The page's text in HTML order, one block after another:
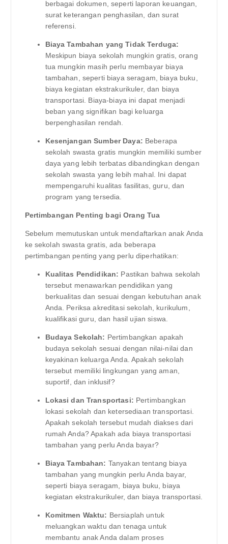
berbagai dokumen, seperti laporan keuangan,
surat keterangan penghasilan, dan surat
referensi.
Biaya Tambahan yang Tidak Terduga:
Meskipun biaya sekolah mungkin gratis, orang
tua mungkin masih perlu membayar biaya
tambahan, seperti biaya seragam, biaya buku,
biaya kegiatan ekstrakurikuler, dan biaya
transportasi. Biaya-biaya ini dapat menjadi
beban yang signifikan bagi keluarga
berpenghasilan rendah.
Kesenjangan Sumber Daya: Beberapa
sekolah swasta gratis mungkin memiliki sumber
daya yang lebih terbatas dibandingkan dengan
sekolah swasta yang lebih mahal. Ini dapat
mempengaruhi kualitas fasilitas, guru, dan
program yang tersedia.
Pertimbangan Penting bagi Orang Tua
Sebelum memutuskan untuk mendaftarkan anak Anda
ke sekolah swasta gratis, ada beberapa
pertimbangan penting yang perlu diperhatikan:
Kualitas Pendidikan: Pastikan bahwa sekolah
tersebut menawarkan pendidikan yang
berkualitas dan sesuai dengan kebutuhan anak
Anda. Periksa akreditasi sekolah, kurikulum,
kualifikasi guru, dan hasil ujian siswa.
Budaya Sekolah: Pertimbangkan apakah
budaya sekolah sesuai dengan nilai-nilai dan
keyakinan keluarga Anda. Apakah sekolah
tersebut memiliki lingkungan yang aman,
suportif, dan inklusif?
Lokasi dan Transportasi: Pertimbangkan
lokasi sekolah dan ketersediaan transportasi.
Apakah sekolah tersebut mudah diakses dari
rumah Anda? Apakah ada biaya transportasi
tambahan yang perlu Anda bayar?
Biaya Tambahan: Tanyakan tentang biaya
tambahan yang mungkin perlu Anda bayar,
seperti biaya seragam, biaya buku, biaya
kegiatan ekstrakurikuler, dan biaya transportasi.
Komitmen Waktu: Bersiaplah untuk
meluangkan waktu dan tenaga untuk
membantu anak Anda dalam proses